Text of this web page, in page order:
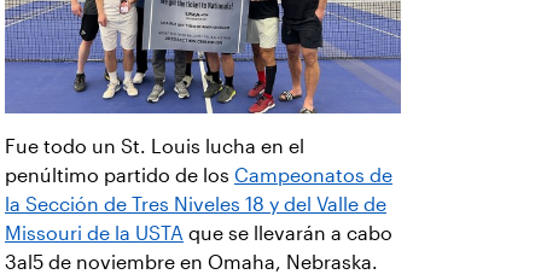
Fue todo un St. Louis lucha en el
penúltimo partido de los Campeonatos de
la Sección de Tres Niveles 18 y del Valle de
Missouri de la USTA que se llevarán a cabo
3al5 de noviembre en Omaha, Nebraska.